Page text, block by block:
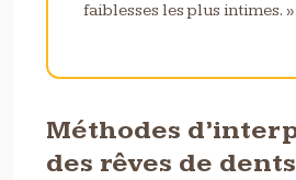
faiblesses les plus intimes. »
Méthodes
des rêves de